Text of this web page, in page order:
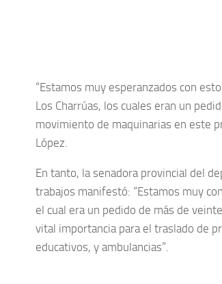
“Estamos muy esperanzados con
Los Charrúas, los cuales eran un
movimiento de maquinarias en este
López.
En tanto, la senadora provincial del
trabajos manifestó: “Estamos muy
el cual era un pedido de más de
vital importancia para el traslado de
educativos, y ambulancias”.